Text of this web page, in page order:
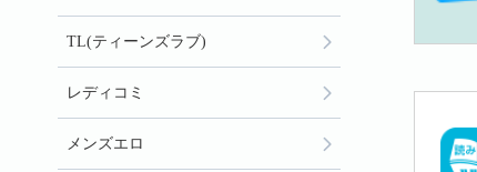
TL(ティーンズラブ)
レディコミ
メンズエロ